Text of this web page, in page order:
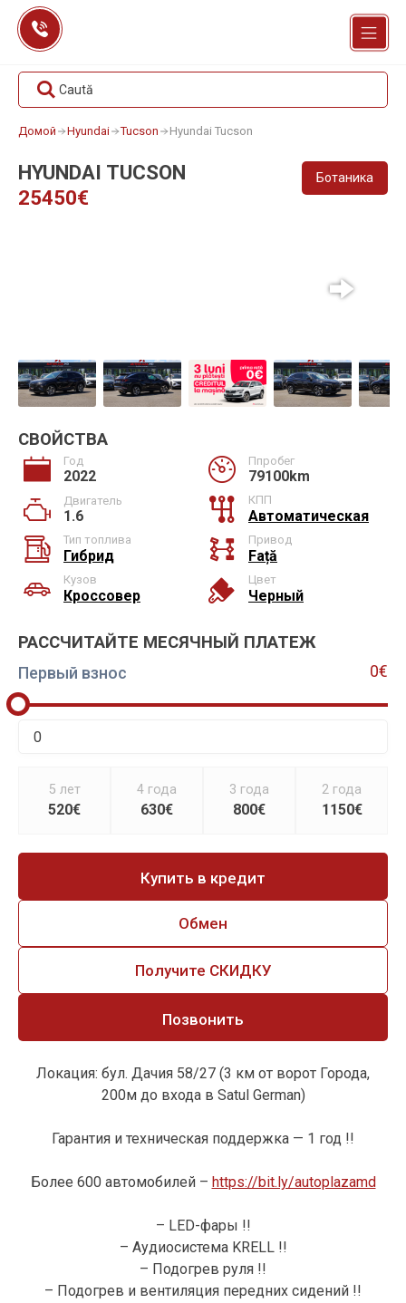
Перейти
содержанию
Caută
Домой Hyundai Tucson Hyundai Tucson
HYUNDAI TUCSON
25450€
Ботаника
СВОЙСТВА
Год
2022
Ппробег
79100km
Двигатель
1.6
КПП
Автоматическая
Тип топлива
Гибрид
Привод
Față
Кузов
Кроссовер
Цвет
Черный
РАССЧИТАЙТЕ МЕСЯЧНЫЙ ПЛАТЕЖ
Первый взнос 0€
5 лет
520€
4 года
630€
3 года
800€
2 года
1150€
Купить в кредит
Обмен
Получите СКИДКУ
Позвонить
Локация: бул. Дачия 58/27 (3 км от ворот Города,
200м до входа в Satul German)
Гарантия и техническая поддержка — 1 год !!
Более 600 автомобилей – https://bit.ly/autoplazamd
– LED-фары !!
– Аудиосистема KRELL !!
– Подогрев руля !!
– Подогрев и вентиляция передних сидений !!